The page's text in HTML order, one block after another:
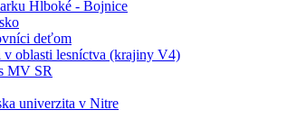
Hlboké - Bojnice
deťom
v oblasti lesníctva (krajiny V4)
MV SR
univerzita v Nitre